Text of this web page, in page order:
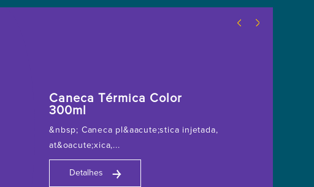
Caneca Térmica Color
300ml
&nbsp; Caneca pl&aacute;stica injetada,
at&oacute;xica,...
Detalhes ￫